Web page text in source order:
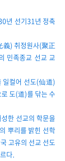
년 선기31년 정축
義) 취정원사(聚正
민족종교 선교 교
일컬어 선도(仙道)
도(道)를 닦는 수
한 선교의 학문을
뿌리를 밝힌 선학
고유의 선교 선도
다.